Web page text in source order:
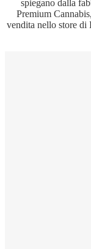
spiegano dalla
Premium
vendita nello store di